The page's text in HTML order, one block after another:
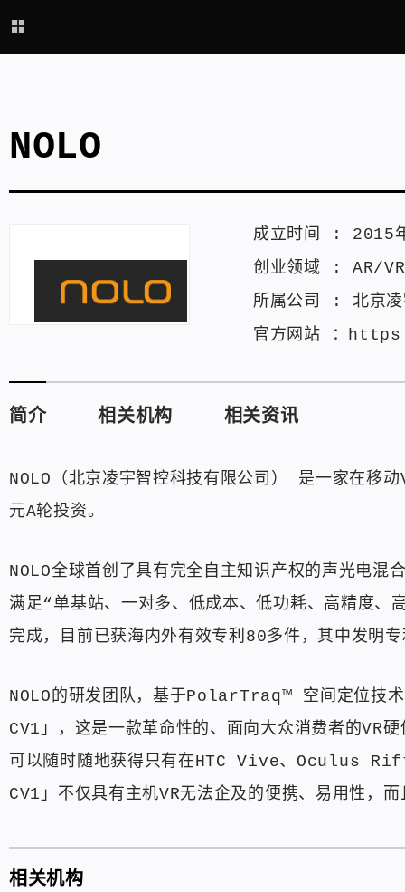
NOLO
成立时间 : 2015
创业领域 : AR/VR
所属公司 : 北京
官方网站 ：
简介 相关机构 相关资讯
NOLO（北京凌宇智控科技有限公司） 是一家在移
元A轮投资。
NOLO全球首创了具有完全自主知识产权的声光电
满足“单基站、一对多、低成本、低功耗、高精度、
完成，目前已获海内外有效专利80多件，其中发明
NOLO的研发团队，基于PolarTraq™ 空间定位技术
CV1」，这是一款革命性的、面向大众消费者的VR
可以随时随地获得只有在HTC Vive、Oculus Rift
CV1」不仅具有主机VR无法企及的便携、易用性，
相关机构